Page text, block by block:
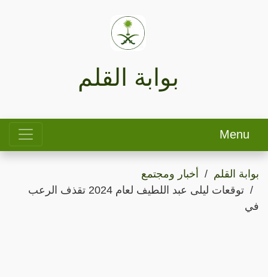
بوابة القلم
Menu
بوابة القلم
أخبار ومجتمع
توقعات ليلى عبد اللطيف لعام 2024 تقذف الرعب
في